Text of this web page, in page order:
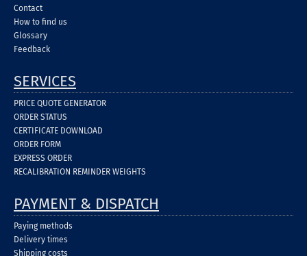
Contact
How to find us
Glossary
Feedback
SERVICES
PRICE QUOTE GENERATOR
ORDER STATUS
CERTIFICATE DOWNLOAD
ORDER FORM
EXPRESS ORDER
RECALIBRATION REMINDER WEIGHTS
PAYMENT & DISPATCH
Paying methods
Delivery times
Shipping costs